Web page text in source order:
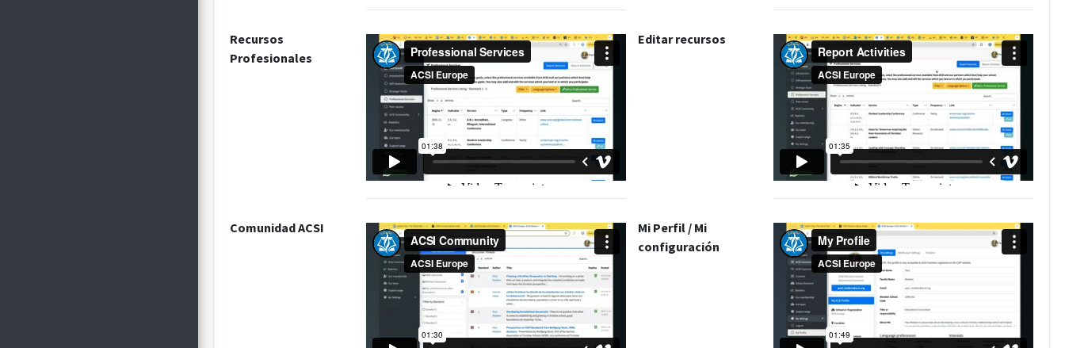
Recursos
Profesionales
Editar recursos
Comunidad ACSI
Mi Perfil / Mi
configuración